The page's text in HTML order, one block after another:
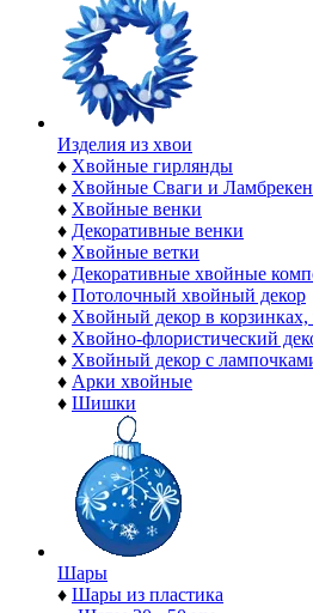
Изделия из хвои
♦ Хвойные гирлянды
♦ Хвойные Сваги и
♦ Хвойные венки
♦ Декоративные венки
♦ Хвойные ветки
♦ Декоративные хвойные
♦ Потолочный хвойный декор
♦ Хвойный декор в
♦ Хвойно-флористический
♦ Хвойный декор с
♦ Арки хвойные
♦ Шишки
Шары
♦ Шары из пластика